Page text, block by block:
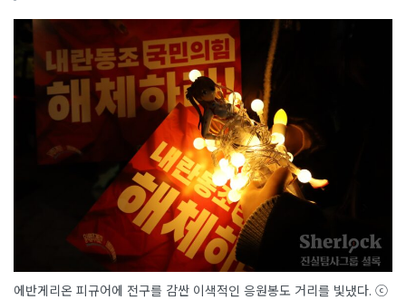
에반게리온 피규어에 전구를 감싼 이색적인 응원봉도 거리를 빛냈다. ⓒ